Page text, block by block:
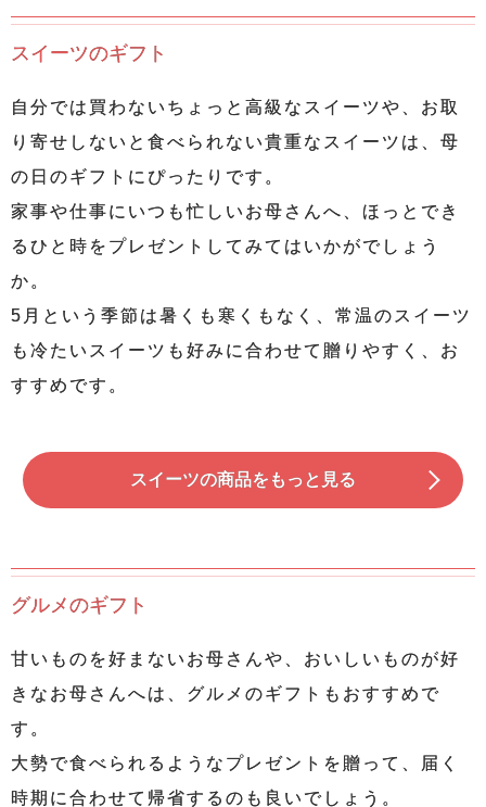
スイーツのギフト
自分では買わないちょっと高級なスイーツや、お取
り寄せしないと食べられない貴重なスイーツは、母
の日のギフトにぴったりです。
家事や仕事にいつも忙しいお母さんへ、ほっとでき
るひと時をプレゼントしてみてはいかがでしょう
か。
5月という季節は暑くも寒くもなく、常温のスイーツ
も冷たいスイーツも好みに合わせて贈りやすく、お
すすめです。
スイーツの商品をもっと見る
グルメのギフト
甘いものを好まないお母さんや、おいしいものが好
きなお母さんへは、グルメのギフトもおすすめで
す。
大勢で食べられるようなプレゼントを贈って、届く
時期に合わせて帰省するのも良いでしょう。